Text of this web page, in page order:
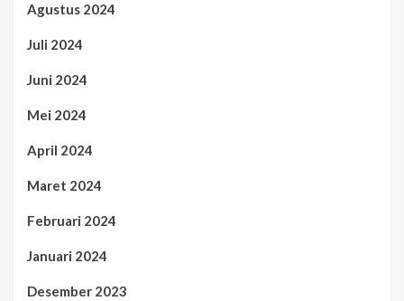
Agustus 2024
Juli 2024
Juni 2024
Mei 2024
April 2024
Maret 2024
Februari 2024
Januari 2024
Desember 2023